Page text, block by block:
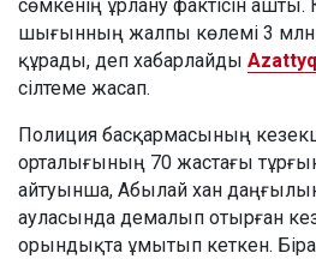
сөмкенің ұрлану фактісін ашты.
шығынның жалпы көлемі 3 млн
құрады, деп хабарлайды
сілтеме жасап.
Полиция басқармасының
орталығының 70 жастағы
айтуынша, Абылай хан
ауласында демалып отырған
орындықта ұмытып кеткен.